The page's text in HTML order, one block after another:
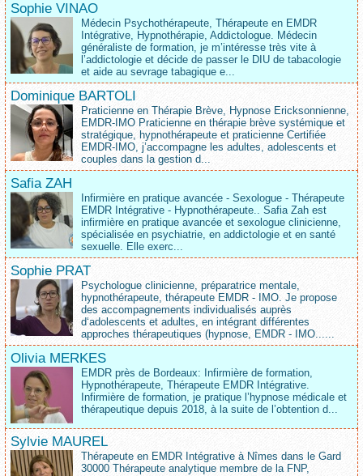
Sophie VINAO
Médecin Psychothérapeute, Thérapeute en EMDR
Intégrative, Hypnothérapie, Addictologue. Médecin
généraliste de formation, je m’intéresse très vite à
l’addictologie et décide de passer le DIU de tabacologie
et aide au sevrage tabagique e...
Dominique BARTOLI
Praticienne en Thérapie Brève, Hypnose Ericksonnienne,
EMDR-IMO Praticienne en thérapie brève systémique et
stratégique, hypnothérapeute et praticienne Certifiée
EMDR-IMO, j’accompagne les adultes, adolescents et
couples dans la gestion d...
Safia ZAH
Infirmière en pratique avancée - Sexologue - Thérapeute
EMDR Intégrative - Hypnothérapeute.. Safia Zah est
infirmière en pratique avancée et sexologue clinicienne,
spécialisée en psychiatrie, en addictologie et en santé
sexuelle. Elle exerc...
Sophie PRAT
Psychologue clinicienne, préparatrice mentale,
hypnothérapeute, thérapeute EMDR - IMO. Je propose
des accompagnements individualisés auprès
d‘adolescents et adultes, en intégrant différentes
approches thérapeutiques (hypnose, EMDR - IMO......
Olivia MERKES
EMDR près de Bordeaux: Infirmière de formation,
Hypnothérapeute, Thérapeute EMDR Intégrative.
Infirmière de formation, je pratique l’hypnose médicale et
thérapeutique depuis 2018, à la suite de l’obtention d...
Sylvie MAUREL
Thérapeute en EMDR Intégrative à Nîmes dans le Gard
30000 Thérapeute analytique membre de la FNP,